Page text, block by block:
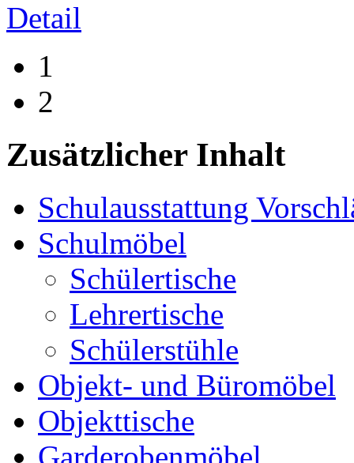
Detail
1
2
Zusätzlicher Inhalt
Schulausstattung
Schulmöbel
Schülertische
Lehrertische
Schülerstühle
Objekt- und Büromöbel
Objekttische